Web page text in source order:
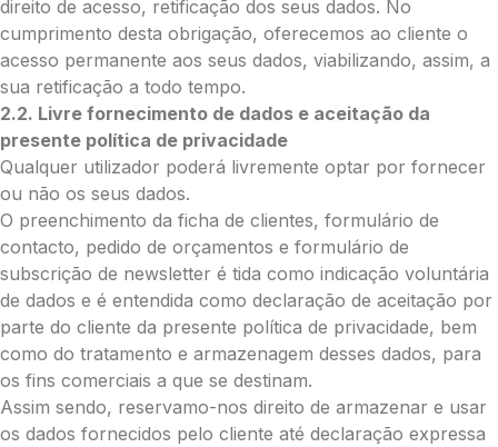
Enviar Flores (Paypal)
Envie Flores
Maria de Fátima Frias Ferreira
Neste formulário, a nossa equipa entrará
em contacto para encontrar a melhor
forma de pagamento.
O que deseja enviar?
Ramo de Flores
Palma
Cruz
Coração
Coroa
Ramo de Flores:
direito de acesso, retificação dos seus dados. No
cumprimento desta obrigação, oferecemos ao cliente o
acesso permanente aos seus dados, viabilizando, assim, a
sua retificação a todo tempo.
2.2. Livre fornecimento de dados e aceitação da
presente política de privacidade
Qualquer utilizador poderá livremente optar por fornecer
ou não os seus dados.
O preenchimento da ficha de clientes, formulário de
contacto, pedido de orçamentos e formulário de
subscrição de newsletter é tida como indicação voluntária
de dados e é entendida como declaração de aceitação por
parte do cliente da presente política de privacidade, bem
como do tratamento e armazenagem desses dados, para
os fins comerciais a que se destinam.
Assim sendo, reservamo-nos direito de armazenar e usar
os dados fornecidos pelo cliente até declaração expressa